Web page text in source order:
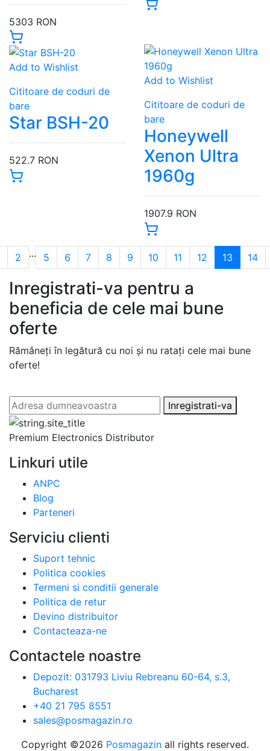
5303 RON
Add to Wishlist
Cititoare de coduri de
bare
Star BSH-20
522.7 RON
Add to Wishlist
Cititoare de coduri de
bare
Honeywell
Xenon Ultra
1960g
1907.9 RON
2 ... 5 6 7 8 9 10 11 12 13 14
Inregistrati-va pentru a
beneficia de cele mai bune
oferte
Rămâneți în legătură cu noi și nu ratați cele mai bune
oferte!
Inregistrati-va
Premium Electronics Distributor
Linkuri utile
ANPC
Blog
Parteneri
Serviciu clienti
Suport tehnic
Politica cookies
Termeni si conditii generale
Politica de retur
Devino distribuitor
Contacteaza-ne
Contactele noastre
Depozit: 031793 Liviu Rebreanu 60-64, s.3,
Bucharest
+40 21 795 8551
sales@posmagazin.ro
Copyright ©2026 Posmagazin all rights reserved.